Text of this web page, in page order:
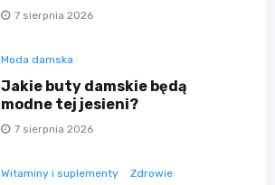
7 sierpnia 2026
Moda damska
Jakie buty damskie będą
modne tej jesieni?
7 sierpnia 2026
Witaminy i suplementy Zdrowie